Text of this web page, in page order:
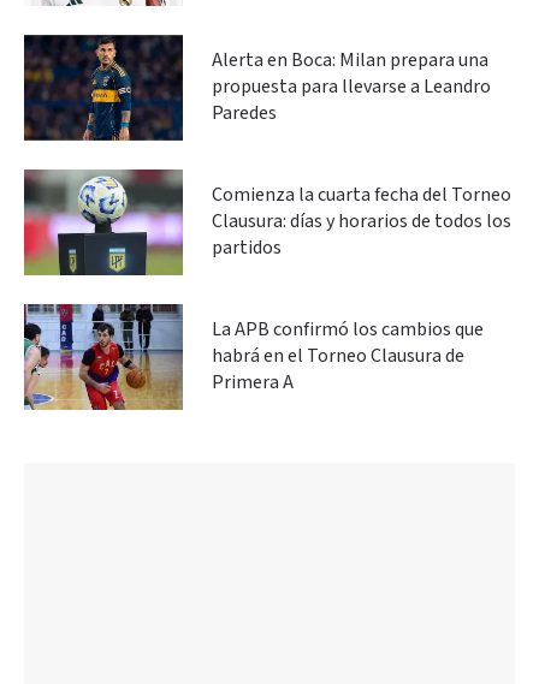
Alerta en Boca: Milan prepara una
propuesta para llevarse a Leandro
Paredes
Comienza la cuarta fecha del Torneo
Clausura: días y horarios de todos los
partidos
La APB confirmó los cambios que
habrá en el Torneo Clausura de
Primera A